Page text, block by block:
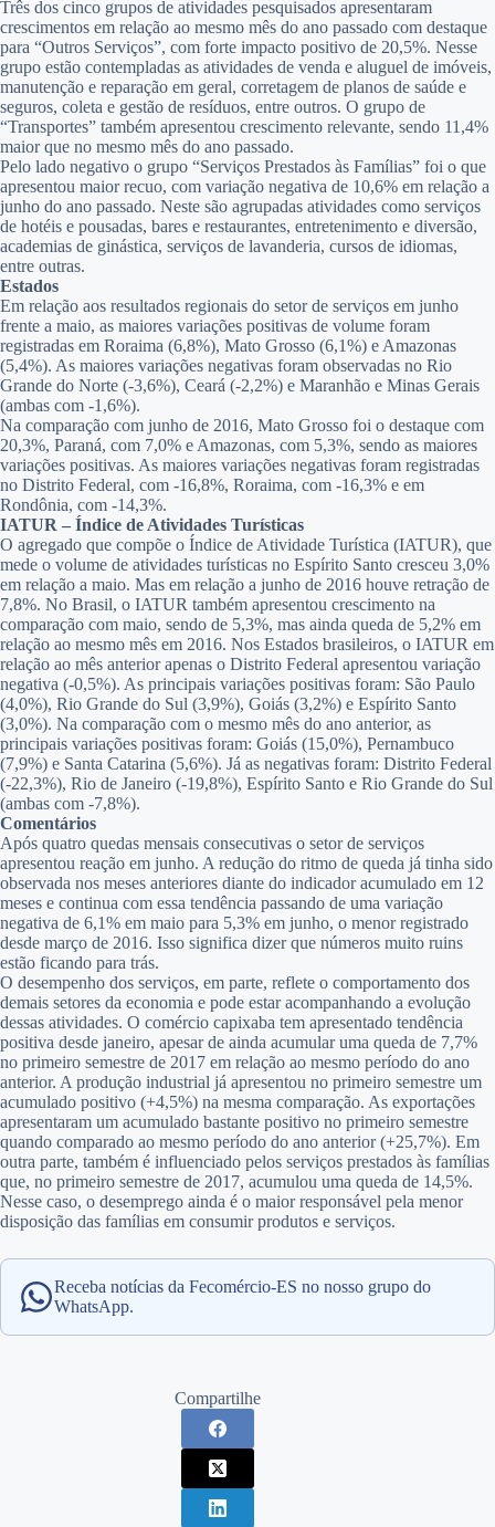
Três dos cinco grupos de atividades pesquisados apresentaram
crescimentos em relação ao mesmo mês do ano passado com destaque
para “Outros Serviços”, com forte impacto positivo de 20,5%. Nesse
grupo estão contempladas as atividades de venda e aluguel de imóveis,
manutenção e reparação em geral, corretagem de planos de saúde e
seguros, coleta e gestão de resíduos, entre outros. O grupo de
“Transportes” também apresentou crescimento relevante, sendo 11,4%
maior que no mesmo mês do ano passado.
Pelo lado negativo o grupo “Serviços Prestados às Famílias” foi o que
apresentou maior recuo, com variação negativa de 10,6% em relação a
junho do ano passado. Neste são agrupadas atividades como serviços
de hotéis e pousadas, bares e restaurantes, entretenimento e diversão,
academias de ginástica, serviços de lavanderia, cursos de idiomas,
entre outras.
Estados
Em relação aos resultados regionais do setor de serviços em junho
frente a maio, as maiores variações positivas de volume foram
registradas em Roraima (6,8%), Mato Grosso (6,1%) e Amazonas
(5,4%). As maiores variações negativas foram observadas no Rio
Grande do Norte (-3,6%), Ceará (-2,2%) e Maranhão e Minas Gerais
(ambas com -1,6%).
Na comparação com junho de 2016, Mato Grosso foi o destaque com
20,3%, Paraná, com 7,0% e Amazonas, com 5,3%, sendo as maiores
variações positivas. As maiores variações negativas foram registradas
no Distrito Federal, com -16,8%, Roraima, com -16,3% e em
Rondônia, com -14,3%.
IATUR – Índice de Atividades Turísticas
O agregado que compõe o Índice de Atividade Turística (IATUR), que
mede o volume de atividades turísticas no Espírito Santo cresceu 3,0%
em relação a maio. Mas em relação a junho de 2016 houve retração de
7,8%. No Brasil, o IATUR também apresentou crescimento na
comparação com maio, sendo de 5,3%, mas ainda queda de 5,2% em
relação ao mesmo mês em 2016. Nos Estados brasileiros, o IATUR em
relação ao mês anterior apenas o Distrito Federal apresentou variação
negativa (-0,5%). As principais variações positivas foram: São Paulo
(4,0%), Rio Grande do Sul (3,9%), Goiás (3,2%) e Espírito Santo
(3,0%). Na comparação com o mesmo mês do ano anterior, as
principais variações positivas foram: Goiás (15,0%), Pernambuco
(7,9%) e Santa Catarina (5,6%). Já as negativas foram: Distrito Federal
(-22,3%), Rio de Janeiro (-19,8%), Espírito Santo e Rio Grande do Sul
(ambas com -7,8%).
Comentários
Após quatro quedas mensais consecutivas o setor de serviços
apresentou reação em junho. A redução do ritmo de queda já tinha sido
observada nos meses anteriores diante do indicador acumulado em 12
meses e continua com essa tendência passando de uma variação
negativa de 6,1% em maio para 5,3% em junho, o menor registrado
desde março de 2016. Isso significa dizer que números muito ruins
estão ficando para trás.
O desempenho dos serviços, em parte, reflete o comportamento dos
demais setores da economia e pode estar acompanhando a evolução
dessas atividades. O comércio capixaba tem apresentado tendência
positiva desde janeiro, apesar de ainda acumular uma queda de 7,7%
no primeiro semestre de 2017 em relação ao mesmo período do ano
anterior. A produção industrial já apresentou no primeiro semestre um
acumulado positivo (+4,5%) na mesma comparação. As exportações
apresentaram um acumulado bastante positivo no primeiro semestre
quando comparado ao mesmo período do ano anterior (+25,7%). Em
outra parte, também é influenciado pelos serviços prestados às famílias
que, no primeiro semestre de 2017, acumulou uma queda de 14,5%.
Nesse caso, o desemprego ainda é o maior responsável pela menor
disposição das famílias em consumir produtos e serviços.
Receba notícias da Fecomércio-ES no nosso grupo do
WhatsApp.
Compartilhe